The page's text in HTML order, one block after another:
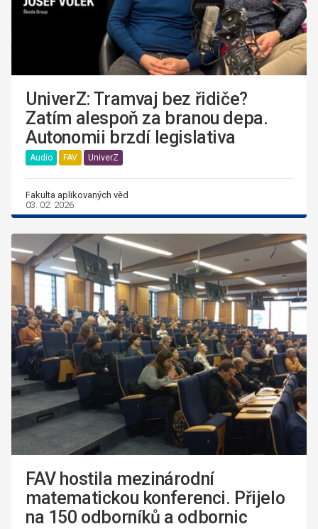
UniverZ: Tramvaj bez řidiče?
Zatím alespoň za branou depa.
Autonomii brzdí legislativa
Audio FAV UniverZ
Fakulta aplikovaných věd
03. 02. 2026
FAV hostila mezinárodní
matematickou konferenci. Přijelo
na 150 odborníků a odbornic